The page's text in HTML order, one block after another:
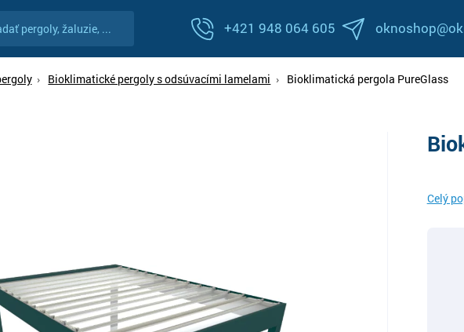
+421 948 064 605
Bioklimatické pergoly s odsúvacími lamelami Bioklimatická pergola PureGlass
Celý